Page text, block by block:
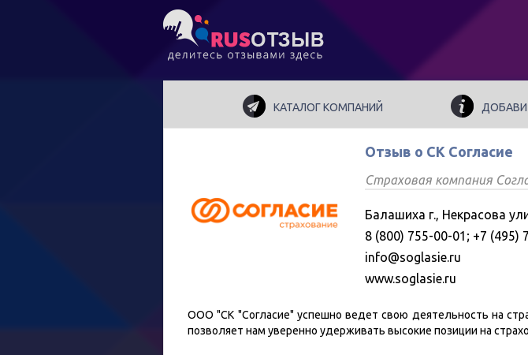
КАТАЛОГ КОМПАНИЙ
Отзыв о СК Согласие
Страховая компания
Балашиха г., Некрасова
8 (800) 755-00-01; +7 (495)
info@soglasie.ru
www.soglasie.ru
ООО "СК "Согласие" успешно ведет свою деятельность на
позволяет нам уверенно удерживать высокие позиции на